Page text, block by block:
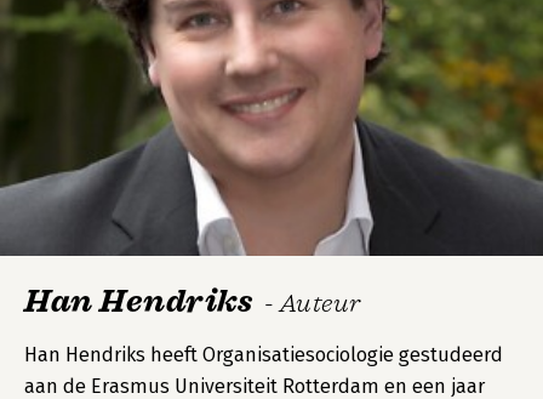
Han Hendriks - Auteur
Han Hendriks heeft Organisatiesociologie gestudeerd
aan de Erasmus Universiteit Rotterdam en een jaar